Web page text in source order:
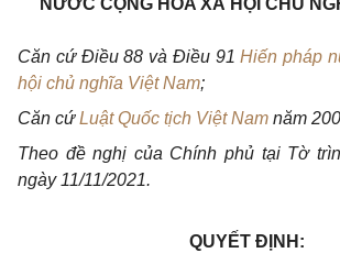
NƯỚC CỘNG HÒA XÃ HỘI CHỦ
Căn cứ Điều 88 và Điều 91Hiến pháp
hội chủ nghĩa Việt Nam;
Căn cứLuật Quốc tịch Việt Nam năm
Theo đề nghị của Chính phủ tại Tờ
ngày 11/11/2021.
QUYẾT ĐỊNH: